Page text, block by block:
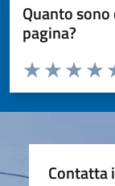
Quanto
pagina?
Valuta da 1 a 5
Valuta 3
Valuta 2
Valuta 1 stelle
Contatta